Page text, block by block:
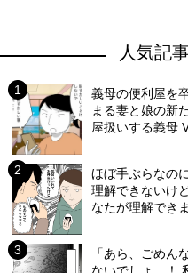
人気記
義母の便利屋を
まる妻と娘の新
屋扱いする義母
ほぼ手ぶらなの
理解できないけ
なたが理解でき
「あら、ごめん